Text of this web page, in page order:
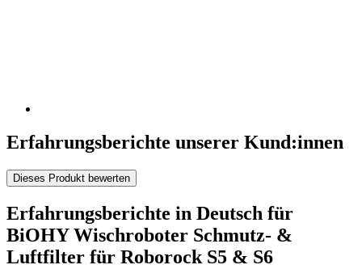
Erfahrungsberichte unserer Kund:innen
Dieses Produkt bewerten
Erfahrungsberichte in Deutsch für
BiOHY Wischroboter Schmutz- &
Luftfilter für Roborock S5 & S6